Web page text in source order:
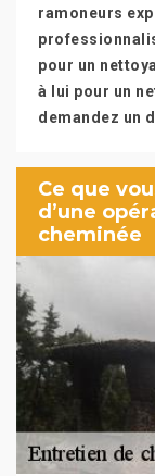
ramoneurs
pour un
à lui pour un
demandez un
Ce que
d’une
cheminée